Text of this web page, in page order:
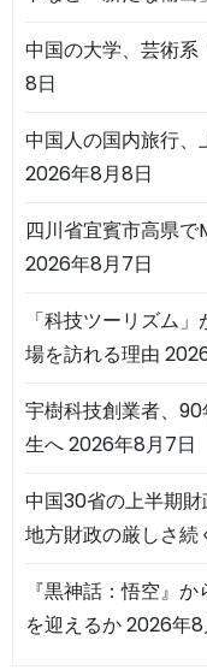
中国の大学、芸術系
8日
中国人の国内旅行
2026年8月8日
四川省宜賓市高県
2026年8月7日
「科技ツーリズム
場を訪れる理由
宇樹科技創業者、
生へ2026年8月7日
中国30省の上半期
地方財政の厳しさ続
『黒神話：悟空』
を迎えるか2026年8